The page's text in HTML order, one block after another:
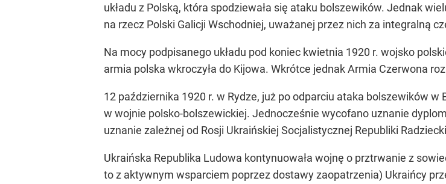
układu z Polską, która spodziewała się ataku bolszewików. Jednak
na rzecz Polski Galicji Wschodniej, uważanej przez nich za integralną
Na mocy podpisanego układu pod koniec kwietnia 1920 r. wojsko
armia polska wkroczyła do Kijowa. Wkrótce jednak Armia Czerwona
12 października 1920 r. w Rydze, już po odparciu ataka bolszewików
w wojnie polsko-bolszewickiej. Jednocześnie wycofano uznanie
uznanie zależnej od Rosji Ukraińskiej Socjalistycznej Republiki
Ukraińska Republika Ludowa kontynuowała wojnę o prztrwanie z
to z aktywnym wsparciem poprzez dostawy zaopatrzenia) Ukraińcy